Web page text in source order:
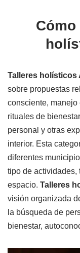
Talleres holísticos
sobre propuestas
consciente,
rituales de
personal y otras
interior. Esta
diferentes
tipo de actividades,
espacio. Talleres
visión organizada
la búsqueda de
bienestar,